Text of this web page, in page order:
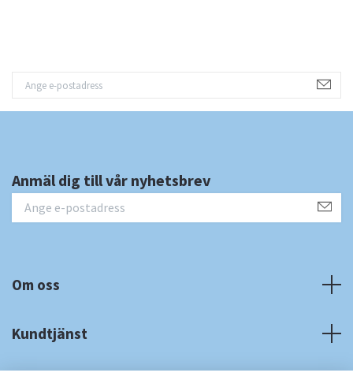
Anmäl dig till vår nyhetsbrev
Om oss
Kundtjänst